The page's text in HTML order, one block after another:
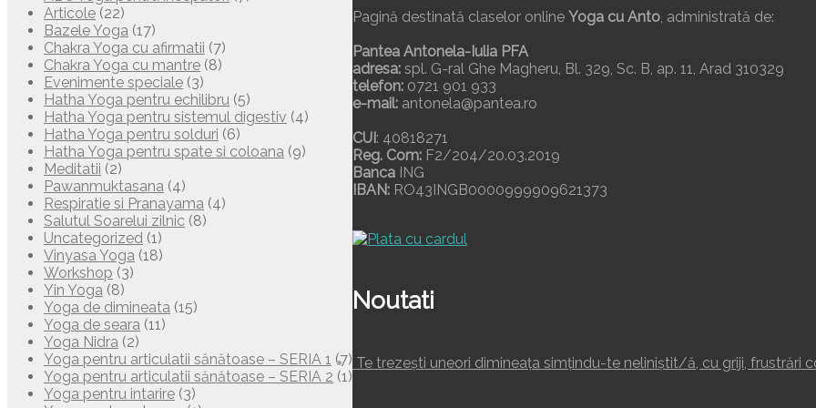
Articole (22)
Bazele Yoga (17)
Chakra Yoga cu afirmatii (7)
Chakra Yoga cu mantre (8)
Evenimente speciale (3)
Hatha Yoga pentru echilibru (5)
Hatha Yoga pentru sistemul digestiv (4)
Hatha Yoga pentru solduri (6)
Hatha Yoga pentru spate si coloana (9)
Meditatii (2)
Pawanmuktasana (4)
Respiratie si Pranayama (4)
Salutul Soarelui zilnic (8)
Uncategorized (1)
Vinyasa Yoga (18)
Workshop (3)
Yin Yoga (8)
Yoga de dimineata (15)
Yoga de seara (11)
Yoga Nidra (2)
Yoga pentru articulatii sănătoase – SERIA 1 (7)
Yoga pentru articulatii sănătoase – SERIA 2 (1)
Yoga pentru intarire (3)
Pagină destinată claselor online Yoga cu Anto , administrată de:
Pantea Antonela-Iulia PFA
adresa: spl. G-ral Ghe Magheru, Bl. 329, Sc. B, ap. 11, Arad 310329
telefon: 0721 901 933
e-mail: antonela@pantea.ro
CUI: 40818271
Reg. Com: F2/204/20.03.2019
Banca ING
IBAN: RO43INGB0000999909621373
Noutati
Te trezești uneori dimineața simțindu-te neliniștit/ă, cu griji, frustrări